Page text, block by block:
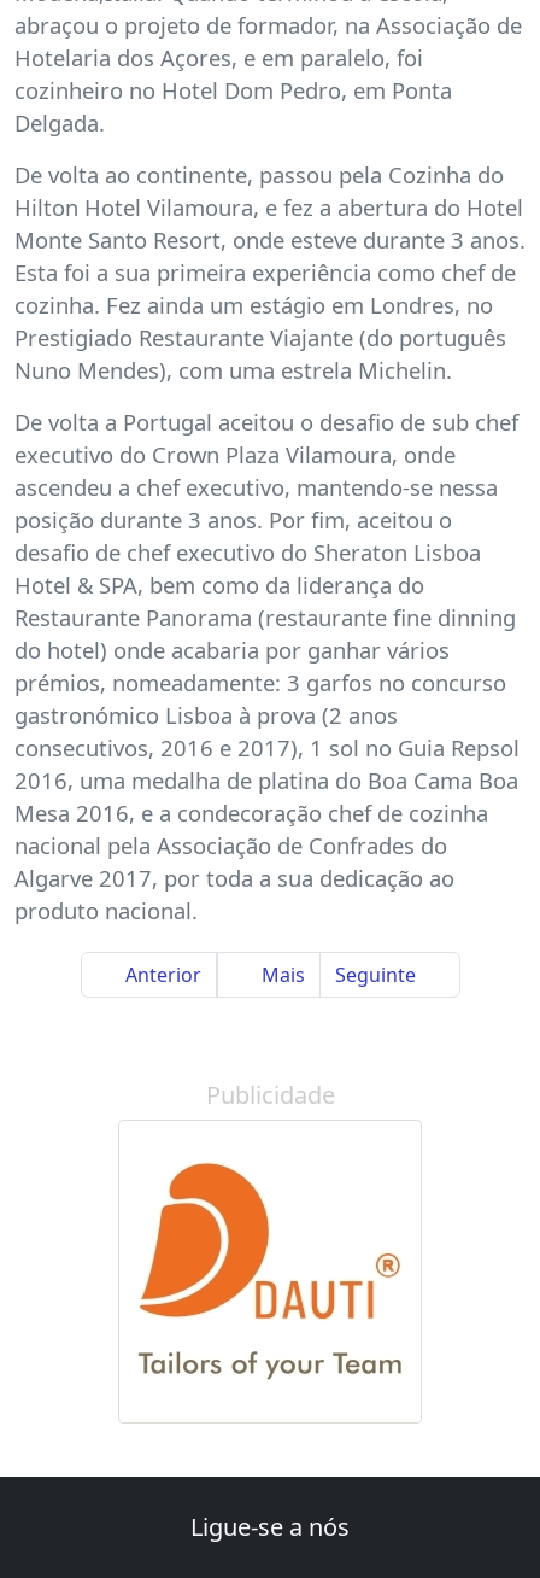
abraçou o projeto de formador, na Associação de
Hotelaria dos Açores, e em paralelo, foi
cozinheiro no Hotel Dom Pedro, em Ponta
Delgada.
De volta ao continente, passou pela Cozinha do
Hilton Hotel Vilamoura, e fez a abertura do Hotel
Monte Santo Resort, onde esteve durante 3 anos.
Esta foi a sua primeira experiência como chef de
cozinha. Fez ainda um estágio em Londres, no
Prestigiado Restaurante Viajante (do português
Nuno Mendes), com uma estrela Michelin.
De volta a Portugal aceitou o desafio de sub chef
executivo do Crown Plaza Vilamoura, onde
ascendeu a chef executivo, mantendo-se nessa
posição durante 3 anos. Por fim, aceitou o
desafio de chef executivo do Sheraton Lisboa
Hotel & SPA, bem como da liderança do
Restaurante Panorama (restaurante fine dinning
do hotel) onde acabaria por ganhar vários
prémios, nomeadamente: 3 garfos no concurso
gastronómico Lisboa à prova (2 anos
consecutivos, 2016 e 2017), 1 sol no Guia Repsol
2016, uma medalha de platina do Boa Cama Boa
Mesa 2016, e a condecoração chef de cozinha
nacional pela Associação de Confrades do
Algarve 2017, por toda a sua dedicação ao
produto nacional.
Anterior Mais Seguinte
Publicidade
Ligue-se a nós